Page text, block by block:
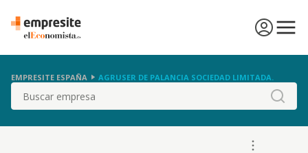
EMPRESITE ESPAÑA AGRUSER DE PALANCIA SOCIEDAD LIMITADA.
Buscar